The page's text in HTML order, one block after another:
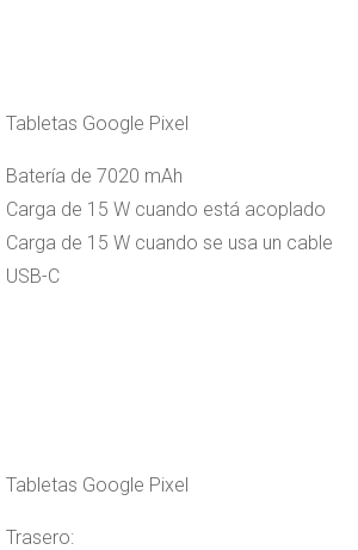
Tabletas Google Pixel
Batería de 7020 mAh
Carga de 15 W cuando está acoplado
Carga de 15 W cuando se usa un cable
USB-C
Tabletas Google Pixel
Trasero: